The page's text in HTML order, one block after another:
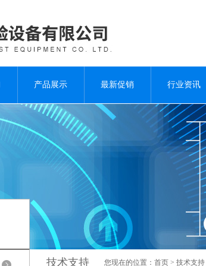
产品展示 最新促销 行业资讯
技术支持 您现在的位置： 首页 > 技术支持